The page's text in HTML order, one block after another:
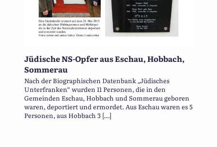
Jüdische NS-Opfer aus Eschau, Hobbach,
Sommerau
Nach der Biographischen Datenbank „Jüdisches
Unterfranken“ wurden 11 Personen, die in den
Gemeinden Eschau, Hobbach und Sommerau geboren
waren, deportiert und ermordet. Aus Eschau waren es 5
Personen, aus Hobbach 3 […]